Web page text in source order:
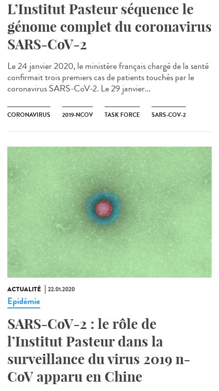
L’Institut Pasteur séquence le
génome complet du coronavirus
SARS-CoV-2
Le 24 janvier 2020, le ministère français chargé de la santé
confirmait trois premiers cas de patients touchés par le
coronavirus SARS-CoV-2​. Le 29 janvier...
CORONAVIRUS 2019-NCOV TASK FORCE SARS-COV-2
ACTUALITÉ 22.01.2020
Epidémie
SARS-CoV-2 : le rôle de
l’Institut Pasteur dans la
surveillance du virus 2019 n-
CoV apparu en Chine